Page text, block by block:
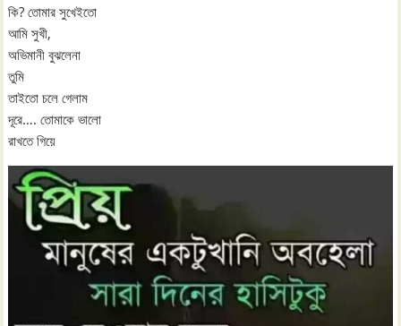
কি? তোমার সুখেইতো
আমি সুখী,
অভিমানী বুঝলেনা
তুমি
তাইতো চলে গেলাম
দূরে…. তোমাকে ভালো
রাখতে গিয়ে